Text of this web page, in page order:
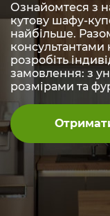
Ознайомтеся з
кутову шафу-
найбільше.
консультантами
розробіть
замовлення: з
розмірами та